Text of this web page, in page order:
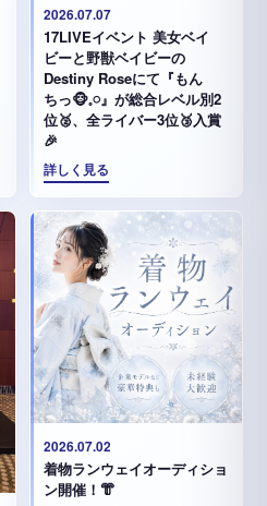
2026.07.07
17LIVEイベント 美女ベイ
ビーと野獣ベイビーの
Destiny Roseにて『もん
ちっ🐵𓈒𓏸︎︎︎︎』が総合レベル別2
位🥈、全ライバー3位🥉入賞
🎉
詳しく見る
2026.07.02
着物ランウェイオーディショ
ン開催！👘